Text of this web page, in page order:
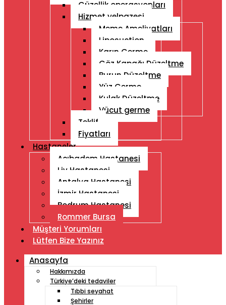
Güzellik operasyonları
Hizmet yelpazesi
Meme Ameliyatları
Liposuction
Karın Germe
Göz Kapağı Düzeltme
Burun Düzeltme
Yüz Germe
Kulak Düzeltme
Vücut germe
Teklif
Fiyatları
Hastaneler
Acıbadem Hastanesi
Liv Hastanesi
Antalya Hastanesi
İzmir Hastanesi
Bodrum Hastanesi
Rommer Bursa
Müşteri Yorumları
Lütfen Bize Yazınız
Anasayfa
Hakkımızda
Türkiye’deki tedaviler
Tıbbi seyahat
Şehirler